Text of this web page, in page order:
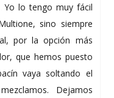
Yo lo tengo muy fácil
sino siempre
por la opción más
que hemos puesto
vaya soltando el
Dejamos